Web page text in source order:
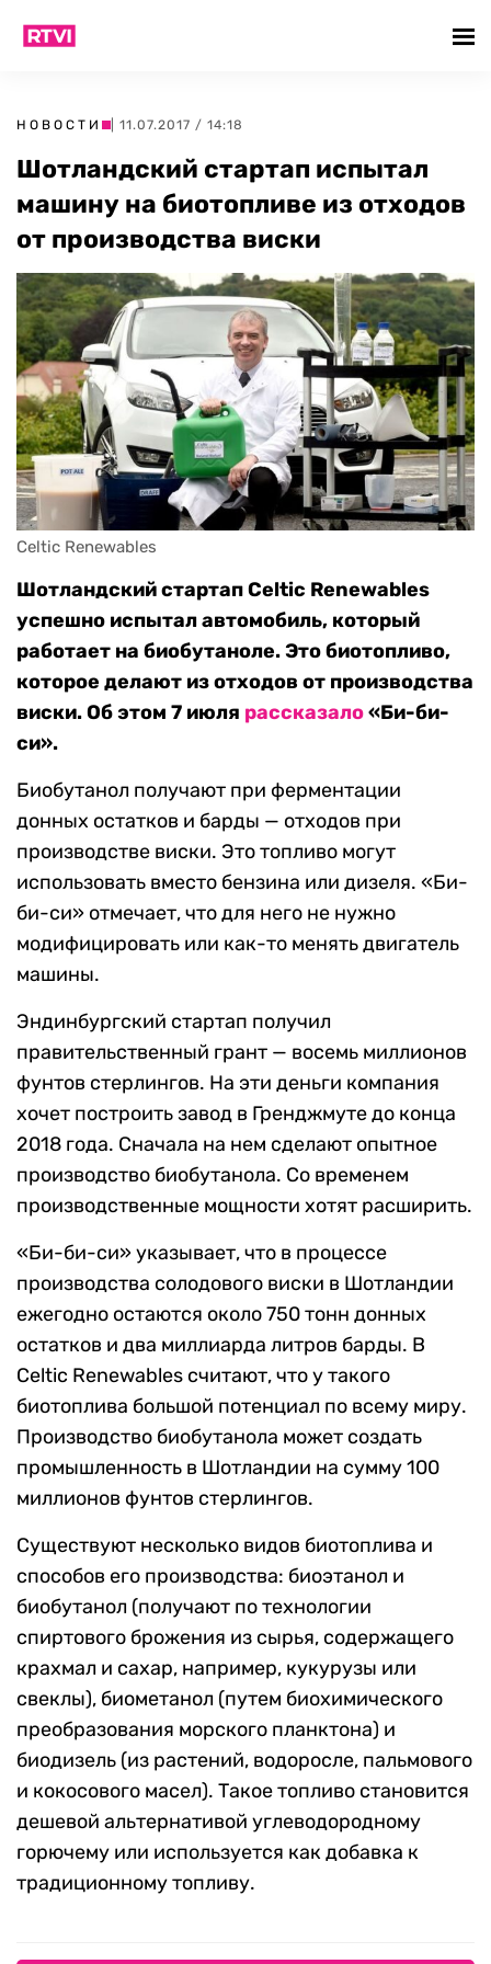
НОВОСТИ | 11.07.2017 / 14:18
Шотландский стартап испытал
машину на биотопливе из отходов
от производства виски
Celtic Renewables
Шотландский стартап Сeltic Renewables
успешно испытал автомобиль, который
работает на биобутаноле. Это биотопливо,
которое делают из отходов от производства
виски. Об этом 7 июля рассказало«Би-би-
си».
Биобутанол получают при ферментации
донных остатков и барды — отходов при
производстве виски. Это топливо могут
использовать вместо бензина или дизеля. «Би-
би-си» отмечает, что для него не нужно
модифицировать или как-то менять двигатель
машины.
Эндинбургский стартап получил
правительственный грант — восемь миллионов
фунтов стерлингов. На эти деньги компания
хочет построить завод в Гренджмуте до конца
2018 года. Сначала на нем сделают опытное
производство биобутанола. Со временем
производственные мощности хотят расширить.
«Би-би-си» указывает, что в процессе
производства солодового виски в Шотландии
ежегодно остаются около 750 тонн донных
остатков и два миллиарда литров барды. В
Сeltic Renewables считают, что у такого
биотоплива большой потенциал по всему миру.
Производство биобутанола может создать
промышленность в Шотландии на сумму 100
миллионов фунтов стерлингов.
Существуют несколько видов биотоплива и
способов его производства: биоэтанол и
биобутанол (получают по технологии
спиртового брожения из сырья, содержащего
крахмал и сахар, например, кукурузы или
свеклы), биометанол (путем биохимического
преобразования морского планктона) и
биодизель (из растений, водоросле, пальмового
и кокосового масел). Такое топливо становится
дешевой альтернативой углеводородному
горючему или используется как добавка к
традиционному топливу.